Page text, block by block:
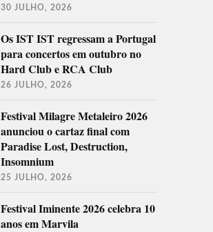
30 JULHO, 2026
Os IST IST regressam a Portugal
para concertos em outubro no
Hard Club e RCA Club
26 JULHO, 2026
Festival Milagre Metaleiro 2026
anunciou o cartaz final com
Paradise Lost, Destruction,
Insomnium
25 JULHO, 2026
Festival Iminente 2026 celebra 10
anos em Marvila